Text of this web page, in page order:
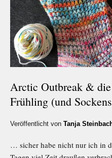
Arctic Outbreak & die
Frühling (und
Veröffentlicht von Tanja
… sicher habe nicht nur ich in